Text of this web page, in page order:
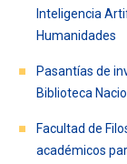
Inteligencia
Humanidades
Pasantías de
Biblioteca
Facultad de
académicos